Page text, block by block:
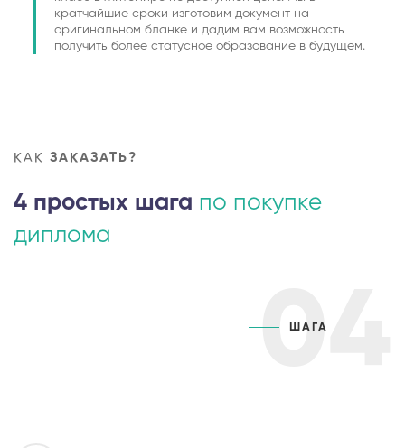
кратчайшие сроки изготовим документ на
оригинальном бланке и дадим вам возможность
получить более статусное образование в будущем.
КАК ЗАКАЗАТЬ?
4 простых шага по покупке
диплома
04
ШАГА